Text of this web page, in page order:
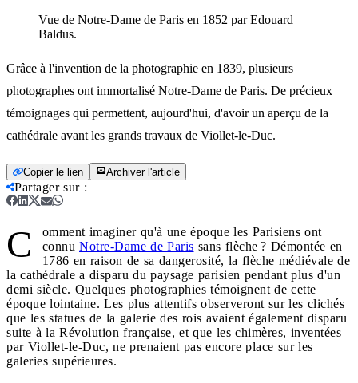
Vue de Notre-Dame de Paris en 1852 par Edouard
Baldus.
Grâce à l'invention de la photographie en 1839, plusieurs
photographes ont immortalisé Notre-Dame de Paris. De précieux
témoignages qui permettent, aujourd'hui, d'avoir un aperçu de la
cathédrale avant les grands travaux de Viollet-le-Duc.
Copier le lien Archiver l'article
Partager sur:
C
omment imaginer qu'à une époque les Parisiens ont
connu Notre-Dame de Paris sans flèche ? Démontée en
1786 en raison de sa dangerosité, la flèche médiévale de
la cathédrale a disparu du paysage parisien pendant plus d'un
demi siècle. Quelques photographies témoignent de cette
époque lointaine. Les plus attentifs observeront sur les clichés
que les statues de la galerie des rois avaient également disparu
suite à la Révolution française, et que les chimères, inventées
par Viollet-le-Duc, ne prenaient pas encore place sur les
galeries supérieures.